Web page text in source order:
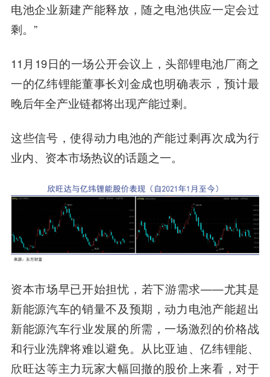
电池企业新建产能释放，随之电池供应一定会过
剩。”
11月19日的一场公开会议上，头部锂电池厂商之
一的亿纬锂能董事长刘金成也明确表示， 预计最
晚后年全产业链都将出现产能过剩。
这些信号，使得动力电池的产能过剩再次成为行
业内、资本市场热议的话题之一。
资本市场早已开始担忧，若下游需求——尤其是
新能源汽车的销量不及预期，动力电池产能超出
新能源汽车行业发展的所需，一场激烈的价格战
和行业洗牌将难以避免。从比亚迪、亿纬锂能、
欣旺达等主力玩家大幅回撤的股价上来看，对于